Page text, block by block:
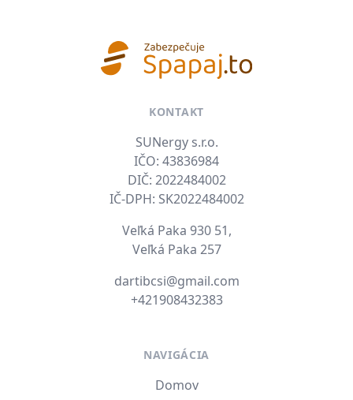
KONTAKT
SUNergy s.r.o.
IČO: 43836984
DIČ: 2022484002
IČ-DPH: SK2022484002
Veľká Paka 930 51,
Veľká Paka 257
dartibcsi@gmail.com
+421908432383
NAVIGÁCIA
Domov